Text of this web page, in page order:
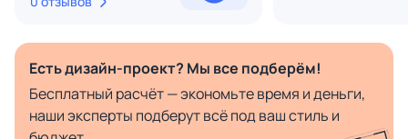
Есть дизайн-проект? Мы все подберём!
Бесплатный расчёт — экономьте время и деньги,
наши эксперты подберут всё под ваш стиль и